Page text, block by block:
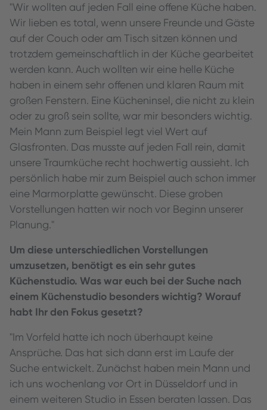
"Wir wollten auf jeden Fall eine offene Küche haben.
Wir lieben es total, wenn unsere Freunde und Gäste
auf der Couch oder am Tisch sitzen können und
trotzdem gemeinschaftlich in der Küche gearbeitet
werden kann. Auch wollten wir eine helle Küche
haben in einem sehr offenen und klaren Raum mit
großen Fenstern. Eine Kücheninsel, die nicht zu klein
oder zu groß sein sollte, war mir besonders wichtig.
Mein Mann zum Beispiel legt viel Wert auf
Glasfronten. Das musste auf jeden Fall rein, damit
unsere Traumküche recht hochwertig aussieht. Ich
persönlich habe mir zum Beispiel auch schon immer
eine Marmorplatte gewünscht. Diese groben
Vorstellungen hatten wir noch vor Beginn unserer
Planung."
Um diese unterschiedlichen Vorstellungen
umzusetzen, benötigt es ein sehr gutes
Küchenstudio. Was war euch bei der Suche nach
einem Küchenstudio besonders wichtig? Worauf
habt Ihr den Fokus gesetzt?
"Im Vorfeld hatte ich noch überhaupt keine
Ansprüche. Das hat sich dann erst im Laufe der
Suche entwickelt. Zunächst haben mein Mann und
ich uns wochenlang vor Ort in Düsseldorf und in
einem weiteren Studio in Essen beraten lassen. Das